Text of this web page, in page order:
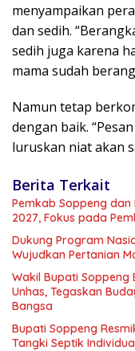
menyampaikan
dan sedih.
sedih juga karena
mama sudah
Namun tetap
dengan baik.
luruskan niat akan
Berita Terkait
Pemkab Soppeng dan
2027, Fokus pada
Dukung Program
Wujudkan Pertanian
Wakil Bupati Soppeng
Unhas, Tegaskan
Bangsa
Bupati Soppeng
Tangki Septik